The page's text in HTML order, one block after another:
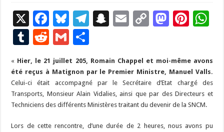
X
F
ac
e
b
o
o
Bl
u
es
ky
T
gr
a
m
S
p
c
h
E
l
C
y
Li
n
M
d
o
n
Pi
es
t
p
p
T
u
m
bl
r
R
e
d
di
t
G
ai
l
ta
g
er
« Hier, le 21 juillet 205, Romain Chappel et moi-même avons
été reçus à Matignon par le Premier Ministre, Manuel Valls.
Celui-ci était accompagné par le Secrétaire d’Etat chargé des
Transports, Monsieur Alain Vidalies, ainsi que par des Directeurs et
Techniciens des différents Ministères traitant du devenir de la SNCM.
Lors de cette rencontre, d’une durée de 2 heures, nous avons pu